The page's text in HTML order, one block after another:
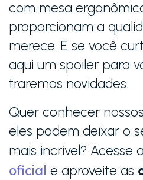
com mesa
proporcionam a
merece. E se você
aqui um spoiler para
traremos novidades.
Quer conhecer
eles podem deixar o
mais incrível? Acesse
oficial e aproveite as